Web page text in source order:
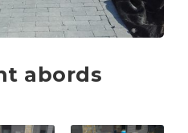
abords